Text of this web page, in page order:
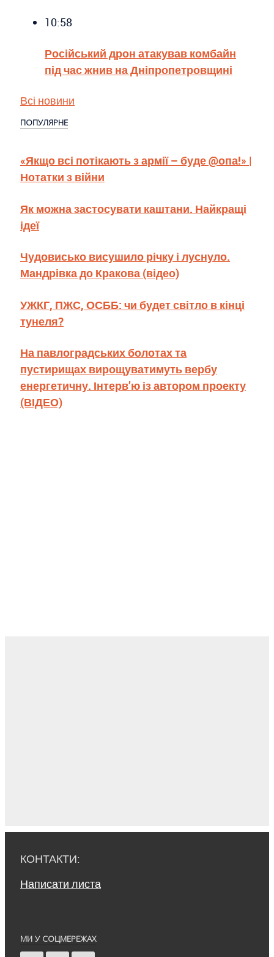
10:58
Російський дрон атакував комбайн
під час жнив на Дніпропетровщині
Всі новини
ПОПУЛЯРНЕ
«Якщо всі потікають з армії – буде @опа!» |
Нотатки з війни
Як можна застосувати каштани. Найкращі
ідеї
Чудовисько висушило річку і луснуло.
Мандрівка до Кракова (відео)
УЖКГ, ПЖС, ОСББ: чи будет світло в кінці
тунеля?
На павлоградських болотах та
пустирищах вирощуватимуть вербу
енергетичну. Інтерв’ю із автором проекту
(ВІДЕО)
КОНТАКТИ:
Написати листа
МИ У СОЦМЕРЕЖАХ